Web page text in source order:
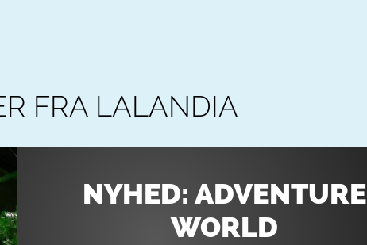
FRA LALANDIA
NYHED: ADVENTURE
WORLD